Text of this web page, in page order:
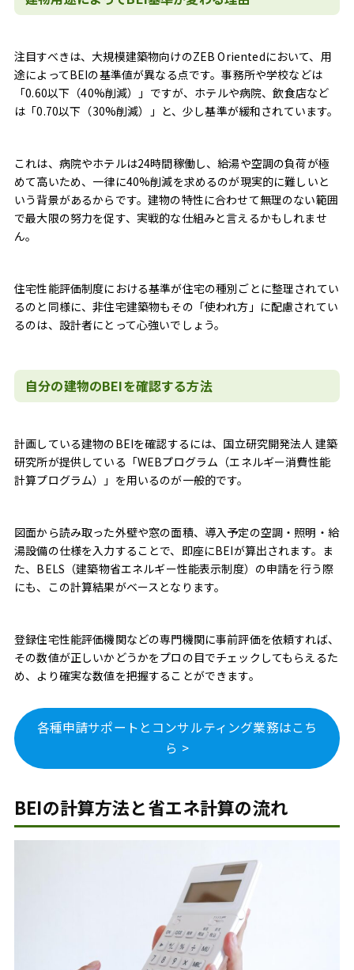
注目すべきは、大規模建築物向けのZEB Orientedにおいて、用
途によってBEIの基準値が異なる点です。事務所や学校などは
「0.60以下（40%削減）」ですが、ホテルや病院、飲食店など
は「0.70以下（30%削減）」と、少し基準が緩和されています。
これは、病院やホテルは24時間稼働し、給湯や空調の負荷が極
めて高いため、一律に40%削減を求めるのが現実的に難しいと
いう背景があるからです。建物の特性に合わせて無理のない範囲
で最大限の努力を促す、実戦的な仕組みと言えるかもしれませ
ん。
住宅性能評価制度における基準が住宅の種別ごとに整理されてい
るのと同様に、非住宅建築物もその「使われ方」に配慮されてい
るのは、設計者にとって心強いでしょう。
自分の建物のBEIを確認する方法
計画している建物のBEIを確認するには、国立研究開発法人 建築
研究所が提供している「WEBプログラム（エネルギー消費性能
計算プログラム）」を用いるのが一般的です。
図面から読み取った外壁や窓の面積、導入予定の空調・照明・給
湯設備の仕様を入力することで、即座にBEIが算出されます。ま
た、BELS（建築物省エネルギー性能表示制度）の申請を行う際
にも、この計算結果がベースとなります。
登録住宅性能評価機関などの専門機関に事前評価を依頼すれば、
その数値が正しいかどうかをプロの目でチェックしてもらえるた
め、より確実な数値を把握することができます。
各種申請サポートとコンサルティング業務はこち
ら >
BEIの計算方法と省エネ計算の流れ